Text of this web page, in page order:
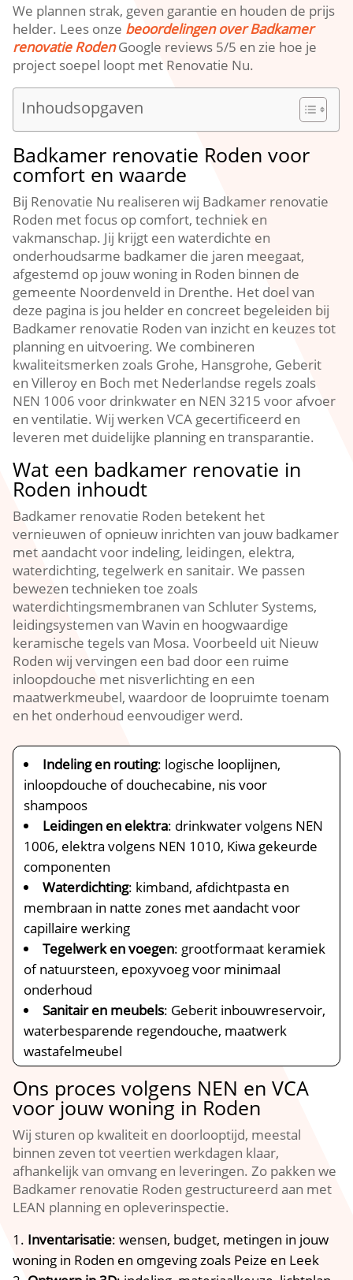
We plannen strak, geven garantie en houden de prijs
helder. Lees onze beoordelingen over Badkamer
renovatie RodenGoogle reviews 5/5 en zie hoe je
project soepel loopt met Renovatie Nu.
Inhoudsopgaven
Badkamer renovatie Roden voor
comfort en waarde
Bij Renovatie Nu realiseren wij Badkamer renovatie
Roden met focus op comfort, techniek en
vakmanschap. Jij krijgt een waterdichte en
onderhoudsarme badkamer die jaren meegaat,
afgestemd op jouw woning in Roden binnen de
gemeente Noordenveld in Drenthe. Het doel van
deze pagina is jou helder en concreet begeleiden bij
Badkamer renovatie Roden van inzicht en keuzes tot
planning en uitvoering. We combineren
kwaliteitsmerken zoals Grohe, Hansgrohe, Geberit
en Villeroy en Boch met Nederlandse regels zoals
NEN 1006 voor drinkwater en NEN 3215 voor afvoer
en ventilatie. Wij werken VCA gecertificeerd en
leveren met duidelijke planning en transparantie.
Wat een badkamer renovatie in
Roden inhoudt
Badkamer renovatie Roden betekent het
vernieuwen of opnieuw inrichten van jouw badkamer
met aandacht voor indeling, leidingen, elektra,
waterdichting, tegelwerk en sanitair. We passen
bewezen technieken toe zoals
waterdichtingsmembranen van Schluter Systems,
leidingsystemen van Wavin en hoogwaardige
keramische tegels van Mosa. Voorbeeld uit Nieuw
Roden wij vervingen een bad door een ruime
inloopdouche met nisverlichting en een
maatwerkmeubel, waardoor de loopruimte toenam
en het onderhoud eenvoudiger werd.
Indeling en routing: logische looplijnen,
inloopdouche of douchecabine, nis voor
shampoos
Leidingen en elektra: drinkwater volgens NEN
1006, elektra volgens NEN 1010, Kiwa gekeurde
componenten
Waterdichting: kimband, afdichtpasta en
membraan in natte zones met aandacht voor
capillaire werking
Tegelwerk en voegen: grootformaat keramiek
of natuursteen, epoxyvoeg voor minimaal
onderhoud
Sanitair en meubels: Geberit inbouwreservoir,
waterbesparende regendouche, maatwerk
wastafelmeubel
Ons proces volgens NEN en VCA
voor jouw woning in Roden
Wij sturen op kwaliteit en doorlooptijd, meestal
binnen zeven tot veertien werkdagen klaar,
afhankelijk van omvang en leveringen. Zo pakken we
Badkamer renovatie Roden gestructureerd aan met
LEAN planning en opleverinspectie.
Inventarisatie: wensen, budget, metingen in jouw
woning in Roden en omgeving zoals Peize en Leek